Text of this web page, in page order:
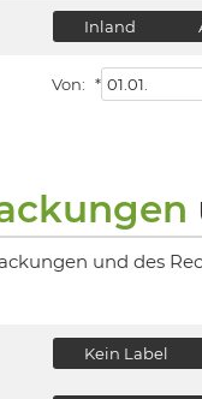
Inland
Von: *
und des
Kein Label